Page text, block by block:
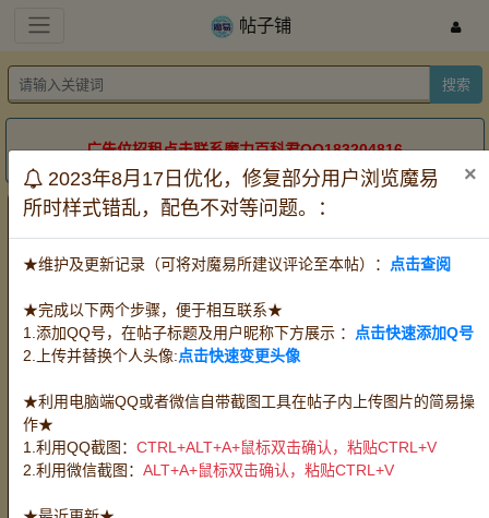
帖子铺
搜索
广告位招租点击联系魔力百科君QQ183204816
我的人生这么奇怪是怎么回事？
怀旧牧羊 怀旧金牛 怀旧双子 道具电信 道具网通 时长 出售
攻宠
到现在35岁了我也不清楚自己身上发生了什么事情，现在回想起事情
是从我在广东省清远市清新县第一小学三年级4班8岁的时候做出那个
发明像现在网上卖的 碎肉机开始的。现在回忆一下感觉当时就已经有
人想阻止我与他交流一样。我的名字叫钟展华 当时可能只有9到10岁
也是在清新县第一小学的时候，也是同一个班主任李老师她在上课的
时候点名叫我参加一个校运会（就是全级短跑比赛），当时我没有主
动参加这个短跑比赛的。她叫我代替我们班那个已经报名参加了校运
2023年8月17日优化，修复部分用户浏览魔易
所时样式错乱，配色不对等问题。：
×
★维护及更新记录（可将对魔易所建议评论至本帖）： 点击查阅
★完成以下两个步骤，便于相互联系★
1.添加QQ号，在帖子标题及用户昵称下方展示 ：
点击快速添加Q号
2.上传并替换个人头像:点击快速变更头像
★利用电脑端QQ或者微信自带截图工具在帖子内上传图片的简易操
作★
1.利用QQ截图： CTRL+ALT+A+鼠标双击确认，粘贴CTRL+V
2.利用微信截图： ALT+A+鼠标双击确认，粘贴CTRL+V